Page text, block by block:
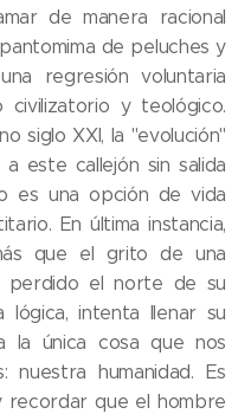
de manera racional
de peluches y
regresión voluntaria
y teológico.
siglo XXI, la "evolución"
este callejón sin salida
es una opción de vida
En última instancia,
que el grito de una
perdido el norte de su
intenta llenar su
la única cosa que nos
nuestra humanidad. Es
que el hombre